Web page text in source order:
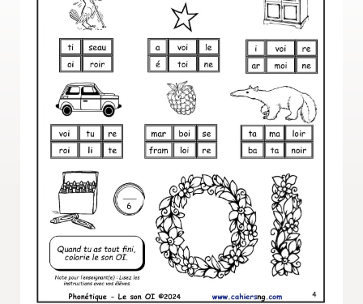
MENU
ENFANT
Gratuités
Reproduction
Avis
Questions?
Contact